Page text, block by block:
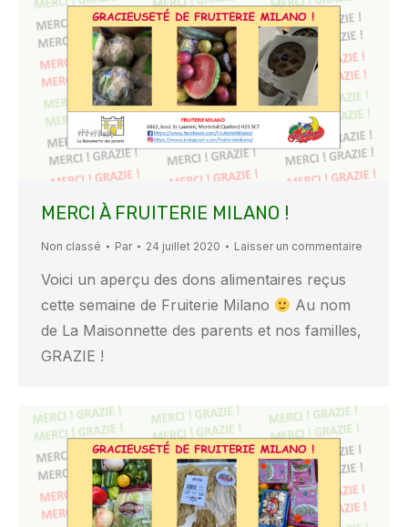
MERCI À FRUITERIE MILANO !
Non classé Par 24 juillet 2020 Laisser un commentaire
Voici un aperçu des dons alimentaires reçus
cette semaine de Fruiterie Milano
Au nom
de La Maisonnette des parents et nos familles,
GRAZIE !